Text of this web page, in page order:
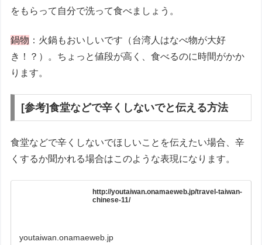
をもらって自分で洗って食べましょう。
鍋物 ：火鍋もおいしいです（台湾人はなべ物が大好
き！？）。ちょっと値段が高く、食べるのに時間がかか
ります。
[参考]食堂などで辛くしないでと伝える方法
食堂などで辛くしないでほしいことを伝えたい場合、辛
くするか聞かれる場合はこのような表現になります。
http://youtaiwan.onamaeweb.jp/travel-taiwan-
chinese-11/
youtaiwan.onamaeweb.jp